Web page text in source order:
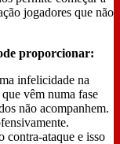
jogadores que não
proporcionar:
infelicidade na
vêm numa fase
não acompanhem.
contra-ataque e isso